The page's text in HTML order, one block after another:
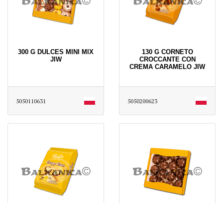
300 G DULCES MINI MIX
JIW
5050110631
130 G CORNETO
CROCCANTE CON
CREMA CARAMELO JIW
5050200623